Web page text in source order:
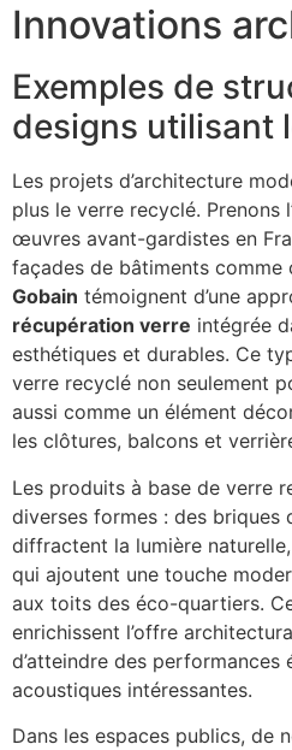
Innovations
Exemples de
designs utilisant
Les projets d’architecture
plus le verre recyclé. Prenons
œuvres avant-gardistes en
façades de bâtiments comme
Gobain témoignent d’une
récupération verre intégrée
esthétiques et durables. Ce
verre recyclé non seulement
aussi comme un élément
les clôtures, balcons et
Les produits à base de verre
diverses formes : des briques
diffractent la lumière
qui ajoutent une touche
aux toits des éco-quartiers.
enrichissent l’offre
d’atteindre des performances
acoustiques intéressantes.
Dans les espaces publics, de